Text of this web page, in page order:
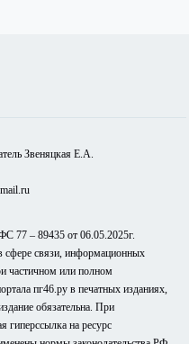
Звеняцкая Е.А.
77 – 89435 от 06.05.2025г.
сфере связи, информационных
частичном или полном
пг46.ру в печатных изданиях,
обязательна. При
гиперссылка на ресурс